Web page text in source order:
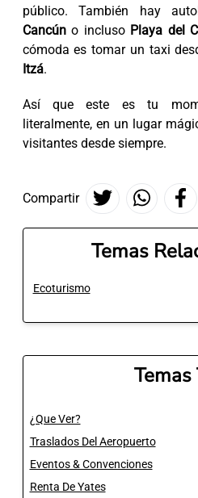
público. También hay
Cancúno incluso Playa del
cómoda es tomar un taxi
Itzá.
Así que este es tu
literalmente, en un lugar
visitantes desde siempre.
Compartir
Temas
Ecoturismo
Temas
¿Que Ver?
Traslados Del Aeropuerto
Eventos & Convenciones
Renta De Yates